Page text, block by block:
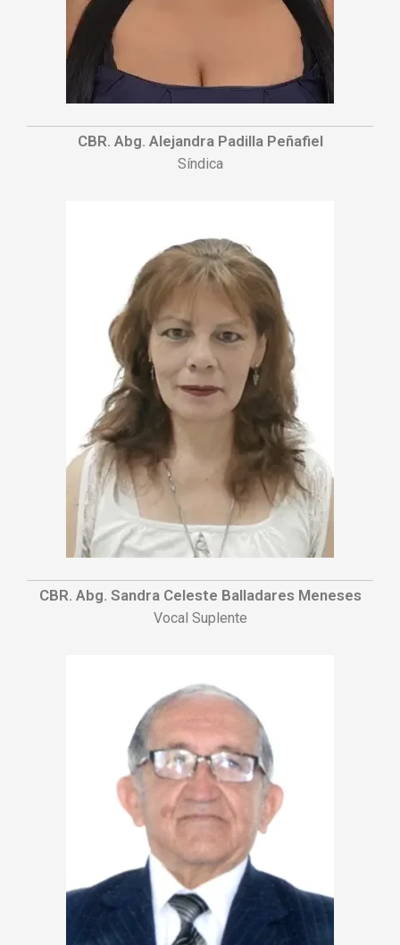
CBR. Abg. Alejandra Padilla Peñafiel
Síndica
CBR. Abg. Sandra Celeste Balladares Meneses
Vocal Suplente